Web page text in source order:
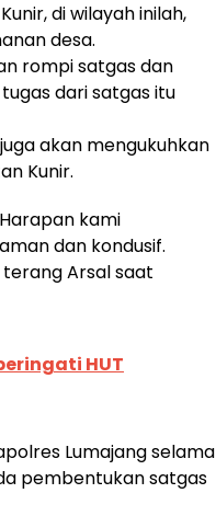
di wilayah inilah,
desa.
rompi satgas dan
dari satgas itu
akan mengukuhkan
Kunir.
kami
dan kondusif.
terang Arsal saat
HUT
Lumajang selama
pembentukan satgas